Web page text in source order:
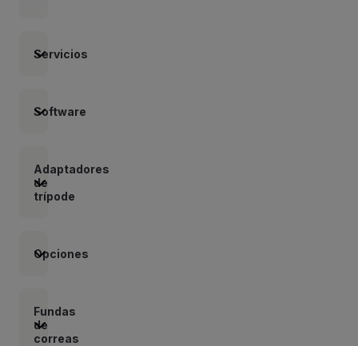
Servicios
Software
Adaptadores
de
trípode
Opciones
Fundas
de
correas